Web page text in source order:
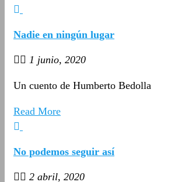
Nadie en ningún lugar
1 junio, 2020
Un cuento de Humberto Bedolla
Read More
No podemos seguir así
2 abril, 2020